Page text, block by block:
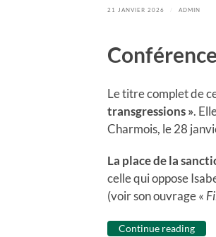
21 JANVIER 2026 ADMIN
Le titre complet de
transgressions ».
Charmois, le 28
La place de la
celle qui oppose
(voir son ouvrage «
Continue reading